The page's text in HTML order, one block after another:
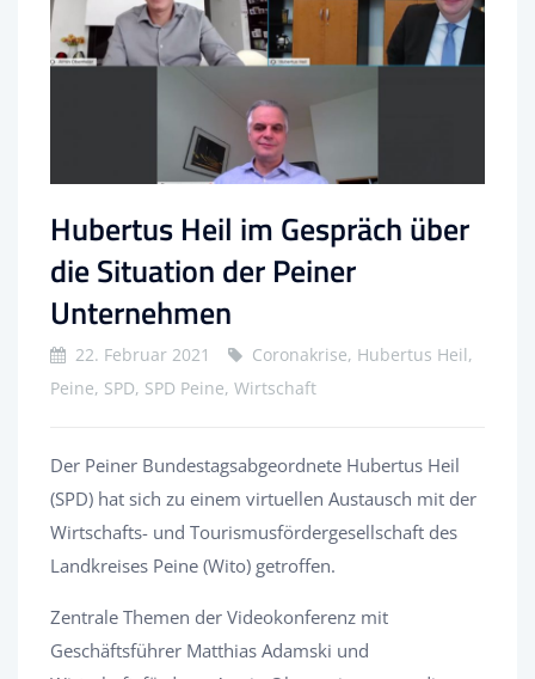
Hubertus Heil im Gespräch über
die Situation der Peiner
Unternehmen
22. Februar 2021
Coronakrise, Hubertus Heil,
Peine, SPD, SPD Peine, Wirtschaft
Der Peiner Bundestagsabgeordnete Hubertus Heil
(SPD) hat sich zu einem virtuellen Austausch mit der
Wirtschafts- und Tourismusfördergesellschaft des
Landkreises Peine (Wito) getroffen.
Zentrale Themen der Videokonferenz mit
Geschäftsführer Matthias Adamski und